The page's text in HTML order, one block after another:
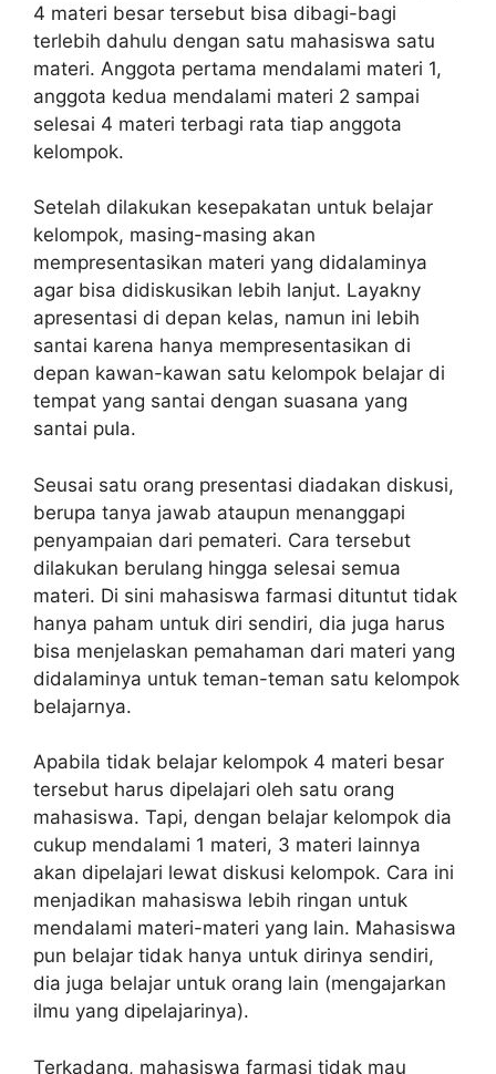
4 materi besar tersebut bisa dibagi-bagi
terlebih dahulu dengan satu mahasiswa satu
materi. Anggota pertama mendalami materi 1,
anggota kedua mendalami materi 2 sampai
selesai 4 materi terbagi rata tiap anggota
kelompok.
Setelah dilakukan kesepakatan untuk belajar
kelompok, masing-masing akan
mempresentasikan materi yang didalaminya
agar bisa didiskusikan lebih lanjut. Layakny
apresentasi di depan kelas, namun ini lebih
santai karena hanya mempresentasikan di
depan kawan-kawan satu kelompok belajar di
tempat yang santai dengan suasana yang
santai pula.
Seusai satu orang presentasi diadakan diskusi,
berupa tanya jawab ataupun menanggapi
penyampaian dari pemateri. Cara tersebut
dilakukan berulang hingga selesai semua
materi. Di sini mahasiswa farmasi dituntut tidak
hanya paham untuk diri sendiri, dia juga harus
bisa menjelaskan pemahaman dari materi yang
didalaminya untuk teman-teman satu kelompok
belajarnya.
Apabila tidak belajar kelompok 4 materi besar
tersebut harus dipelajari oleh satu orang
mahasiswa. Tapi, dengan belajar kelompok dia
cukup mendalami 1 materi, 3 materi lainnya
akan dipelajari lewat diskusi kelompok. Cara ini
menjadikan mahasiswa lebih ringan untuk
mendalami materi-materi yang lain. Mahasiswa
pun belajar tidak hanya untuk dirinya sendiri,
dia juga belajar untuk orang lain (mengajarkan
ilmu yang dipelajarinya).
Terkadang, mahasiswa farmasi tidak mau